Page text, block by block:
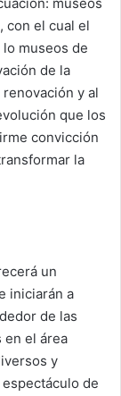
con el cual el
museos de
de la
y al
que los
convicción
la
un
iniciarán a
de las
en el área
y
de